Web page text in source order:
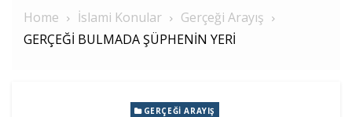
Home İslami Konular
Gerçeği Arayış
GERÇEĞİ BULMADA ŞÜPHENİN YERİ
GERÇEĞI ARAYIŞ